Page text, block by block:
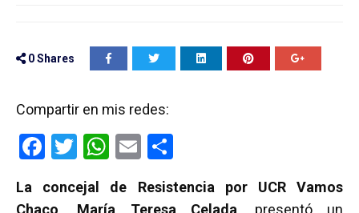
0Shares
Compartir en mis redes:
F
ce
T
tt
W
at
E
ail m
La concejal de Resistencia por UCR Vamos
Chaco, María Teresa Celada, presentó un